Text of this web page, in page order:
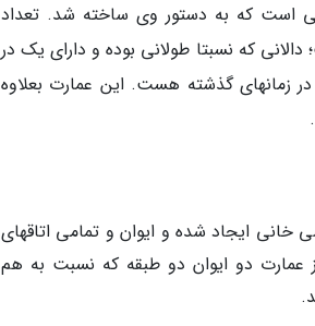
است که به دستور وی ساخته شد. تعداد
گذشت؛ دالانی که نسبتا طولانی بوده و دارای یک در
ایران در زمانهای گذشته هست. این عمارت بعلاوه
خانی ایجاد شده و ایوان و تمامی اتاقهای
دو ایوان دو طبقه که نسبت به هم